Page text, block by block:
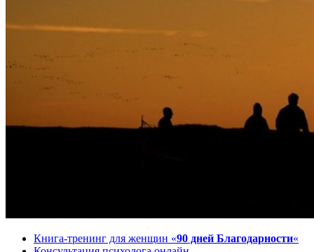
Книга-тренинг для женщин «90 дней Благодарности«